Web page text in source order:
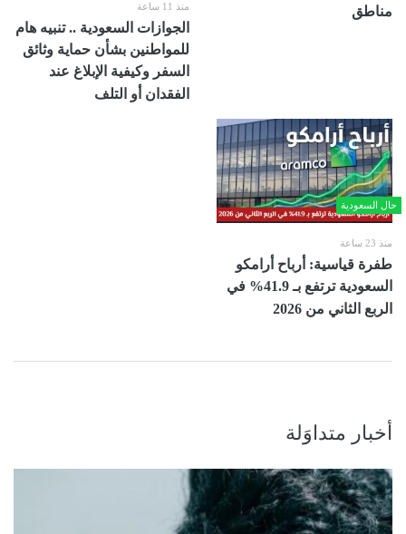
مناطق
منذ 11 ساعة
الجوازات السعودية .. تنبيه هام
للمواطنين بشأن حماية وثائق
السفر وكيفية الإبلاغ عند
الفقدان أو التلف
حال السعودية
منذ 23 ساعة
طفرة قياسية: أرباح أرامكو
السعودية ترتفع بـ 41.9% في
الربع الثاني من 2026
أخبار متداوَلة